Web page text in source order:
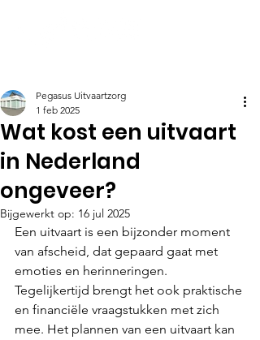
Wat kost een uitvaart
in Nederland
ongeveer?
Pegasus Uitvaartzorg
1 feb 2025
Bijgewerkt op: 16 jul 2025
Een uitvaart is een bijzonder moment
van afscheid, dat gepaard gaat met
emoties en herinneringen.
Tegelijkertijd brengt het ook praktische
en financiële vraagstukken met zich
mee. Het plannen van een uitvaart kan